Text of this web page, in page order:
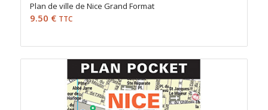
Plan de ville de Nice Grand Format
9.50 € TTC